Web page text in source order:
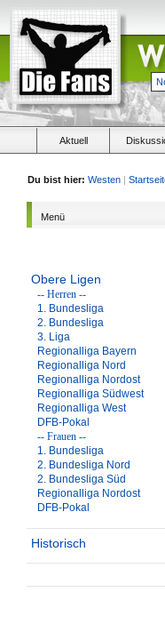
Aktuell
Du bist hier: Westen |
Menü
Obere Ligen
-- Herren --
1. Bundesliga
2. Bundesliga
3. Liga
Regionalliga Bayern
Regionalliga Nord
Regionalliga Nordost
Regionalliga Südwest
Regionalliga West
DFB-Pokal
-- Frauen --
1. Bundesliga
2. Bundesliga Nord
2. Bundesliga Süd
Regionalliga Nordost
DFB-Pokal
Historisch